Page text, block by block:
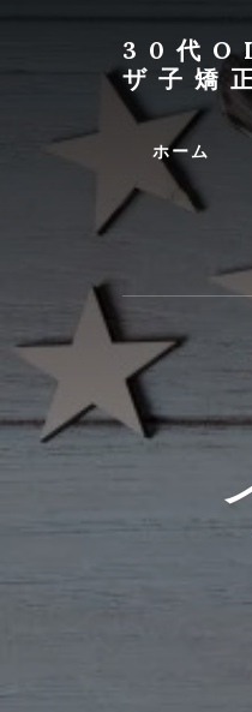
30代
ザ子矯
30
が
ラ
イ
ン
生
ホーム